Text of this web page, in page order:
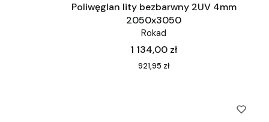
Poliwęglan lity bezbarwny 2UV 4mm
2050x3050
Rokad
Cena
1 134,00 zł
Cena
921,95 zł